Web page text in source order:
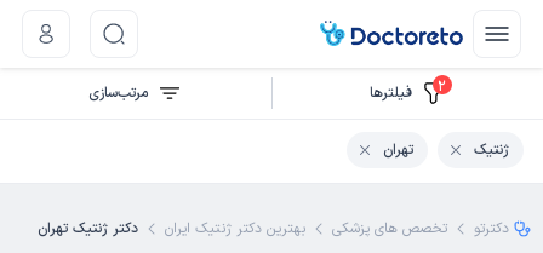
دکترتو تخصص های پزشکی بهترین دکتر ژنتیک ایران دکتر ژنتیک تهران
2 فیلتر‌ها مرتب‌سازی
ژنتیک تهران